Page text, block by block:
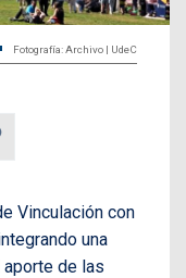
Fotografía: Archivo | UdeC
Vinculación con
una
de las